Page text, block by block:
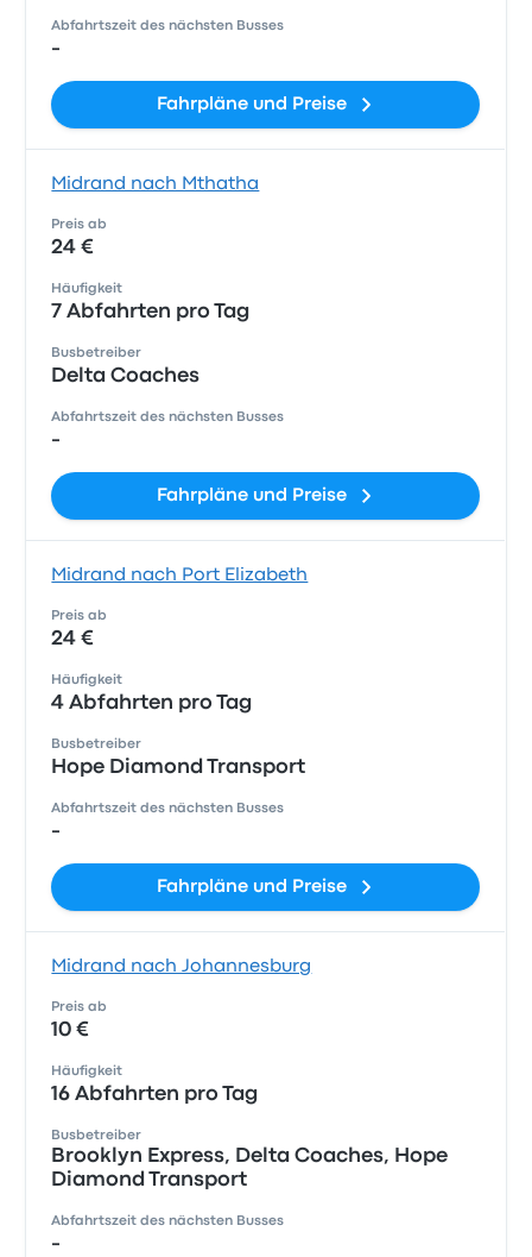
Abfahrtszeit des nächsten Busses
-
Fahrpläne und Preise
Midrand nach Mthatha
Preis ab
24 €
Häufigkeit
7 Abfahrten pro Tag
Busbetreiber
Delta Coaches
Abfahrtszeit des nächsten Busses
-
Fahrpläne und Preise
Midrand nach Port Elizabeth
Preis ab
24 €
Häufigkeit
4 Abfahrten pro Tag
Busbetreiber
Hope Diamond Transport
Abfahrtszeit des nächsten Busses
-
Fahrpläne und Preise
Midrand nach Johannesburg
Preis ab
10 €
Häufigkeit
16 Abfahrten pro Tag
Busbetreiber
Brooklyn Express, Delta Coaches, Hope
Diamond Transport
Abfahrtszeit des nächsten Busses
-